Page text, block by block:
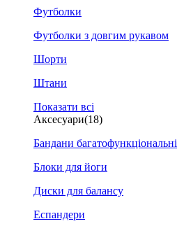
Футболки
Футболки з довгим рукавом
Шорти
Штани
Показати всі
Аксесуари(18)
Бандани багатофункціональні
Блоки для йоги
Диски для балансу
Еспандери